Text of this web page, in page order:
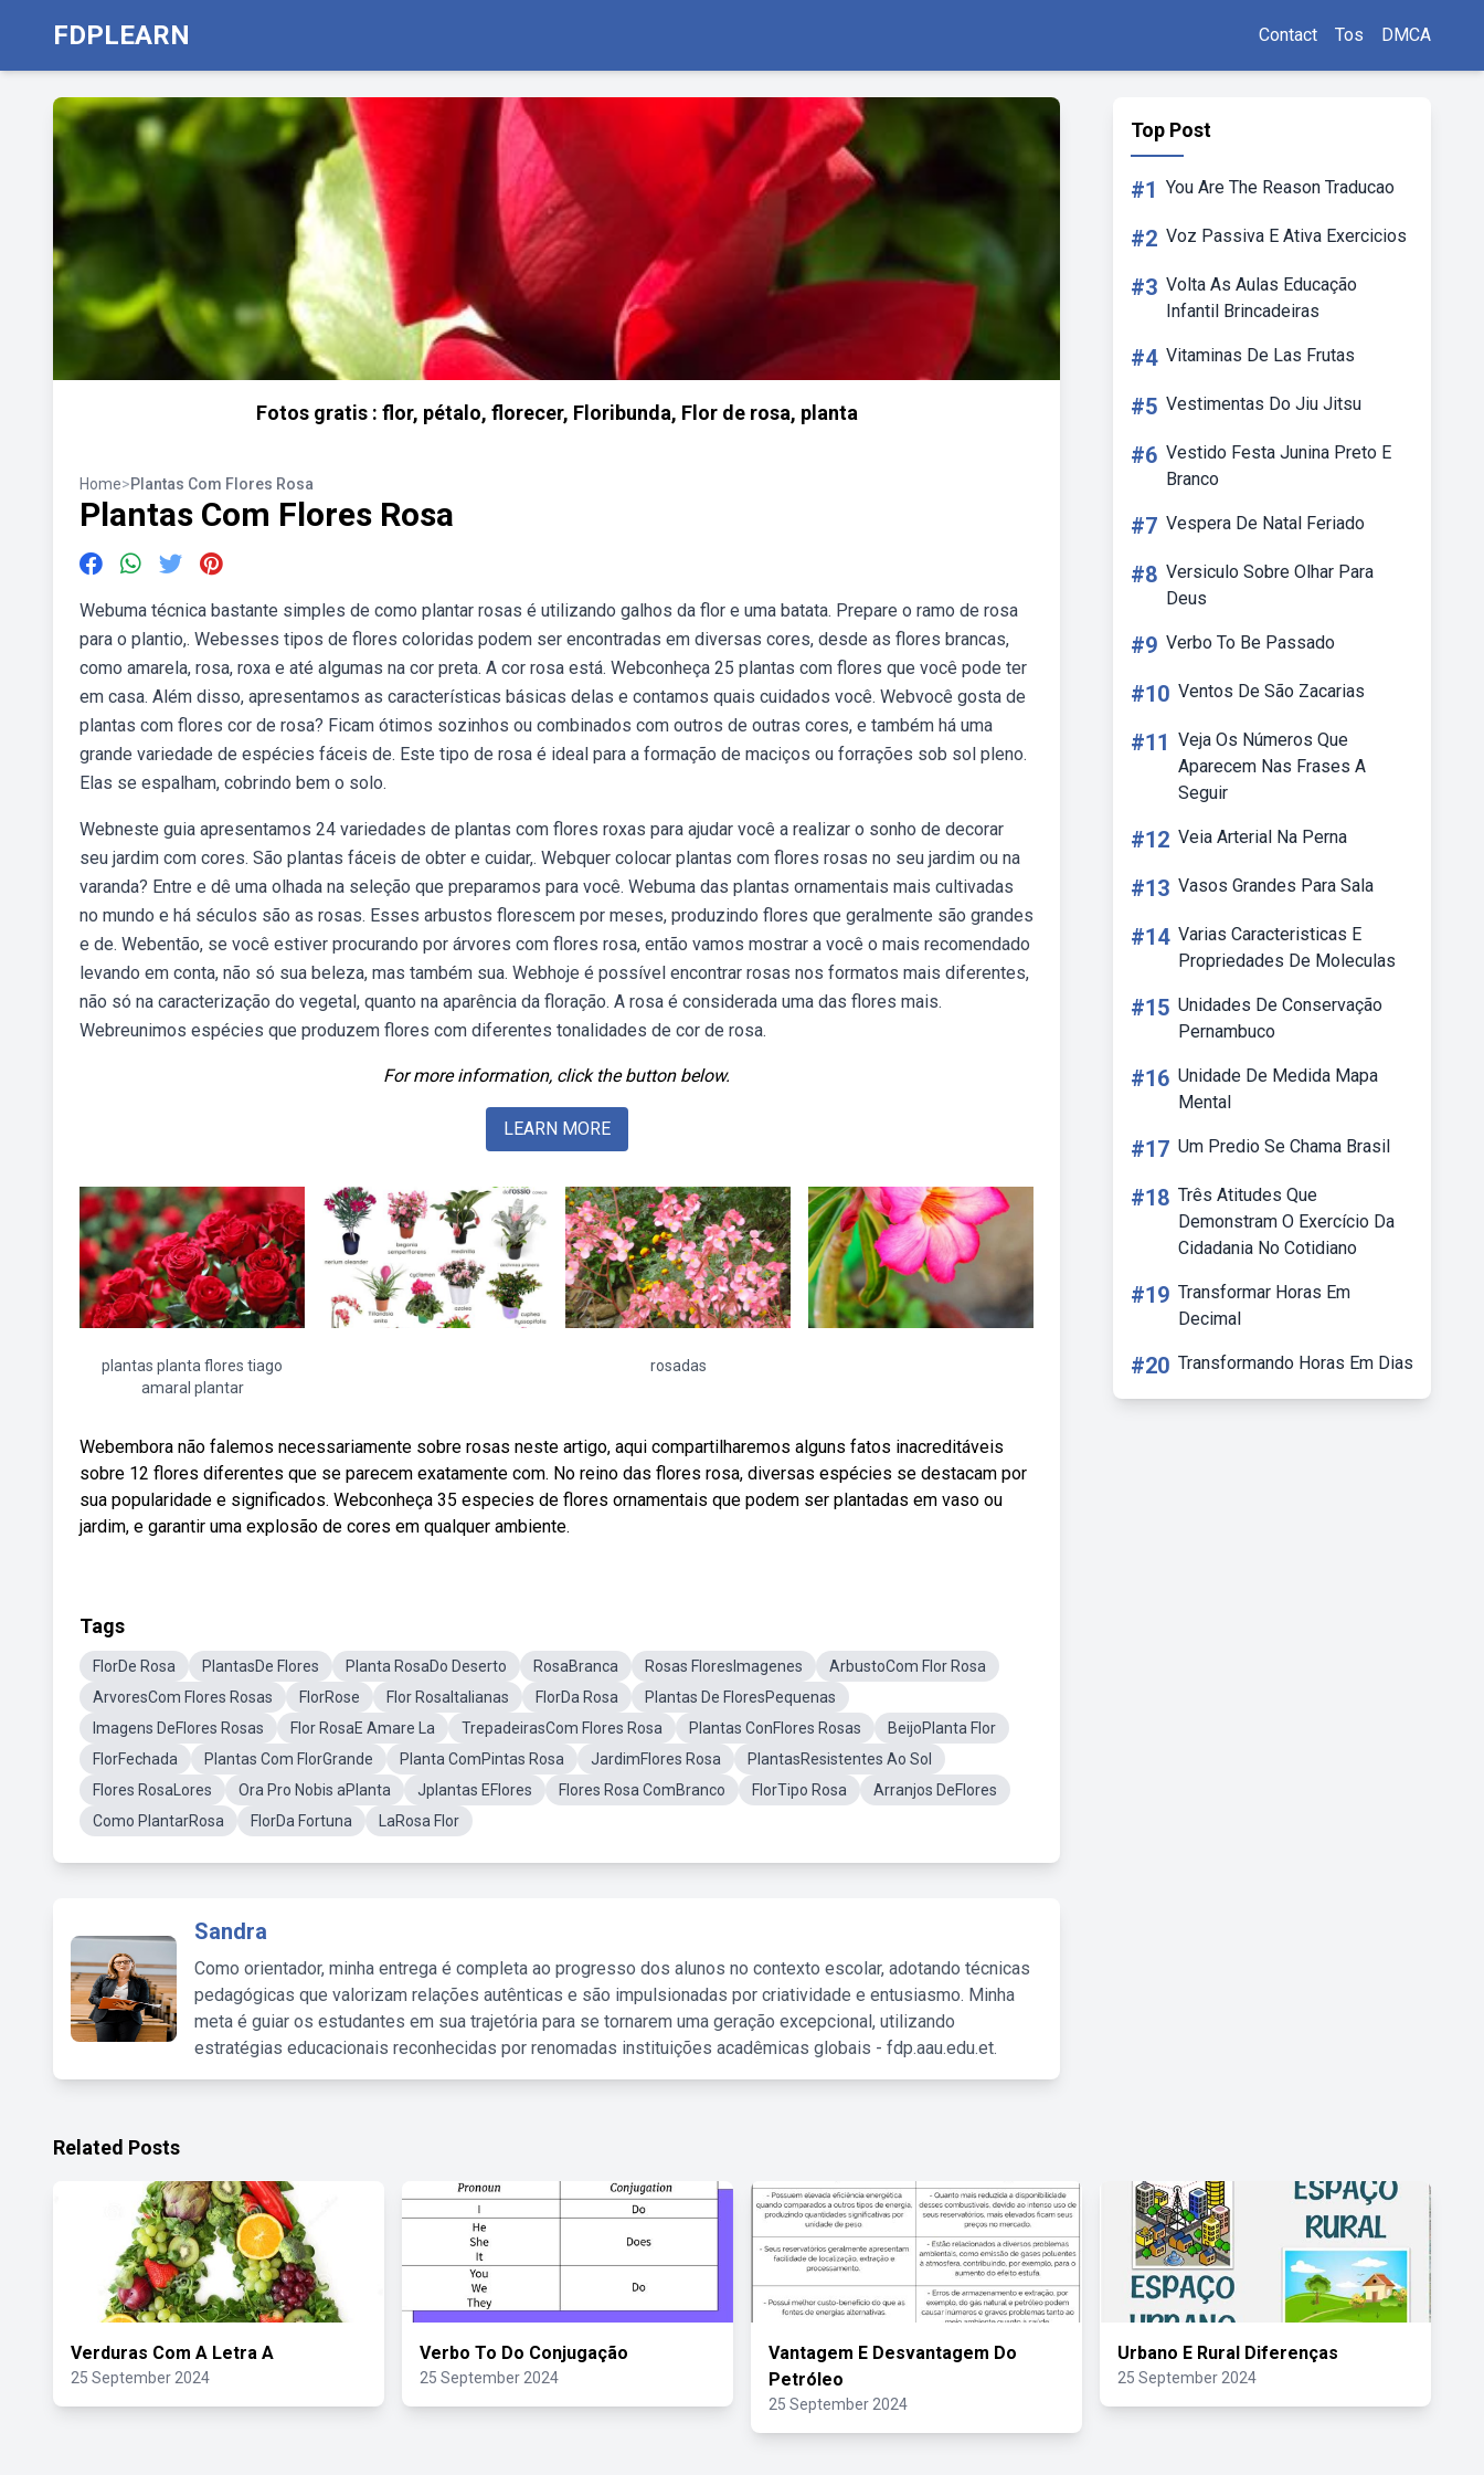
FDPLEARN Contact Tos DMCA
Fotos gratis : flor, pétalo, florecer, Floribunda, Flor de rosa, planta
Home>Plantas Com Flores Rosa
Plantas Com Flores Rosa
Webuma técnica bastante simples de como plantar rosas é utilizando galhos da flor e uma batata. Prepare o ramo de rosa
para o plantio,. Webesses tipos de flores coloridas podem ser encontradas em diversas cores, desde as flores brancas,
como amarela, rosa, roxa e até algumas na cor preta. A cor rosa está. Webconheça 25 plantas com flores que você pode ter
em casa. Além disso, apresentamos as características básicas delas e contamos quais cuidados você. Webvocê gosta de
plantas com flores cor de rosa? Ficam ótimos sozinhos ou combinados com outros de outras cores, e também há uma
grande variedade de espécies fáceis de. Este tipo de rosa é ideal para a formação de maciços ou forrações sob sol pleno.
Elas se espalham, cobrindo bem o solo.
Webneste guia apresentamos 24 variedades de plantas com flores roxas para ajudar você a realizar o sonho de decorar
seu jardim com cores. São plantas fáceis de obter e cuidar,. Webquer colocar plantas com flores rosas no seu jardim ou na
varanda? Entre e dê uma olhada na seleção que preparamos para você. Webuma das plantas ornamentais mais cultivadas
no mundo e há séculos são as rosas. Esses arbustos florescem por meses, produzindo flores que geralmente são grandes
e de. Webentão, se você estiver procurando por árvores com flores rosa, então vamos mostrar a você o mais recomendado
levando em conta, não só sua beleza, mas também sua. Webhoje é possível encontrar rosas nos formatos mais diferentes,
não só na caracterização do vegetal, quanto na aparência da floração. A rosa é considerada uma das flores mais.
Webreunimos espécies que produzem flores com diferentes tonalidades de cor de rosa.
For more information, click the button below.
LEARN MORE
plantas planta flores tiago
amaral plantar
rosadas
Webembora não falemos necessariamente sobre rosas neste artigo, aqui compartilharemos alguns fatos inacreditáveis
sobre 12 flores diferentes que se parecem exatamente com. No reino das flores rosa, diversas espécies se destacam por
sua popularidade e significados. Webconheça 35 especies de flores ornamentais que podem ser plantadas em vaso ou
jardim, e garantir uma explosão de cores em qualquer ambiente.
Tags
FlorDe Rosa PlantasDe Flores Planta RosaDo Deserto RosaBranca Rosas FloresImagenes
ArbustoCom Flor Rosa
ArvoresCom Flores Rosas
FlorRose Flor RosaItalianas FlorDa Rosa
Plantas De FloresPequenas
Imagens DeFlores Rosas
Flor RosaE Amare La TrepadeirasCom Flores Rosa Plantas ConFlores Rosas
BeijoPlanta Flor
FlorFechada
Plantas Com FlorGrande Planta ComPintas Rosa JardimFlores Rosa
PlantasResistentes Ao Sol
Flores RosaLores
Ora Pro Nobis aPlanta Jplantas EFlores Flores Rosa ComBranco FlorTipo Rosa
Arranjos DeFlores
Como PlantarRosa
FlorDa Fortuna LaRosa Flor
Sandra
Como orientador, minha entrega é completa ao progresso dos alunos no contexto escolar, adotando técnicas
pedagógicas que valorizam relações autênticas e são impulsionadas por criatividade e entusiasmo. Minha
meta é guiar os estudantes em sua trajetória para se tornarem uma geração excepcional, utilizando
estratégias educacionais reconhecidas por renomadas instituições acadêmicas globais - fdp.aau.edu.et.
Top Post
#1 You Are The Reason Traducao
#2 Voz Passiva E Ativa Exercicios
#3 Volta As Aulas Educação
Infantil Brincadeiras
#4 Vitaminas De Las Frutas
#5 Vestimentas Do Jiu Jitsu
#6 Vestido Festa Junina Preto E
Branco
#7 Vespera De Natal Feriado
#8 Versiculo Sobre Olhar Para
Deus
#9 Verbo To Be Passado
#10 Ventos De São Zacarias
#11 Veja Os Números Que
Aparecem Nas Frases A
Seguir
#12 Veia Arterial Na Perna
#13 Vasos Grandes Para Sala
#14 Varias Caracteristicas E
Propriedades De Moleculas
#15 Unidades De Conservação
Pernambuco
#16 Unidade De Medida Mapa
Mental
#17 Um Predio Se Chama Brasil
#18 Três Atitudes Que
Demonstram O Exercício Da
Cidadania No Cotidiano
#19 Transformar Horas Em
Decimal
#20 Transformando Horas Em Dias
Related Posts
Verduras Com A Letra A
25 September 2024
Verbo To Do Conjugação
25 September 2024
Vantagem E Desvantagem Do
Petróleo
25 September 2024
Urbano E Rural Diferenças
25 September 2024